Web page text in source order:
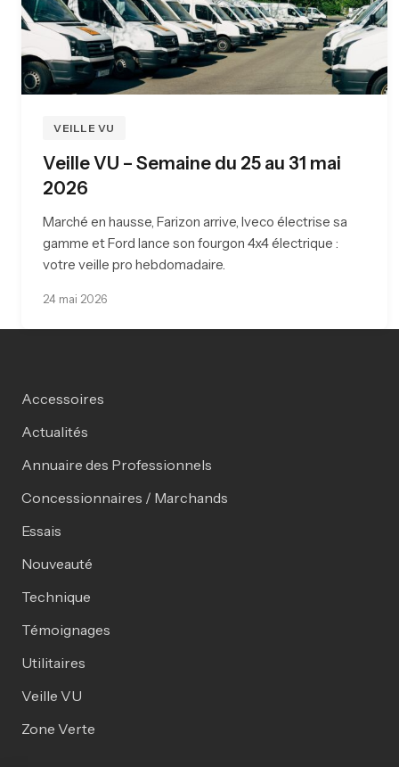
VEILLE VU
Veille VU – Semaine du 25 au 31 mai
2026
Marché en hausse, Farizon arrive, Iveco électrise sa
gamme et Ford lance son fourgon 4x4 électrique :
votre veille pro hebdomadaire.
24 mai 2026
Accessoires
Actualités
Annuaire des Professionnels
Concessionnaires / Marchands
Essais
Nouveauté
Technique
Témoignages
Utilitaires
Veille VU
Zone Verte